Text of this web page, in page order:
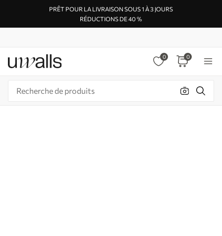
PRÊT POUR LA LIVRAISON SOUS 1 À 3 JOURS
RÉDUCTIONS DE 40 %
0 0